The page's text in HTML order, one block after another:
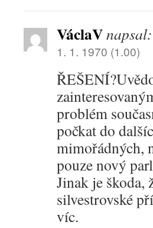
VáclaVnapsal:
1. 1. 1970 (1.00)
ŘEŠENÍ?
problém
počkat do
mimořádných,
pouze nový
Jinak je škoda,
silvestrovské
víc.